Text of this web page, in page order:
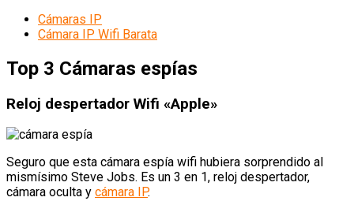
Cámaras IP
Cámara IP Wifi Barata
Top 3 Cámaras espías
Reloj despertador Wifi «Apple»
Seguro que esta cámara espía wifi hubiera sorprendido al
mismísimo Steve Jobs. Es un 3 en 1, reloj despertador,
cámara oculta y cámara IP.